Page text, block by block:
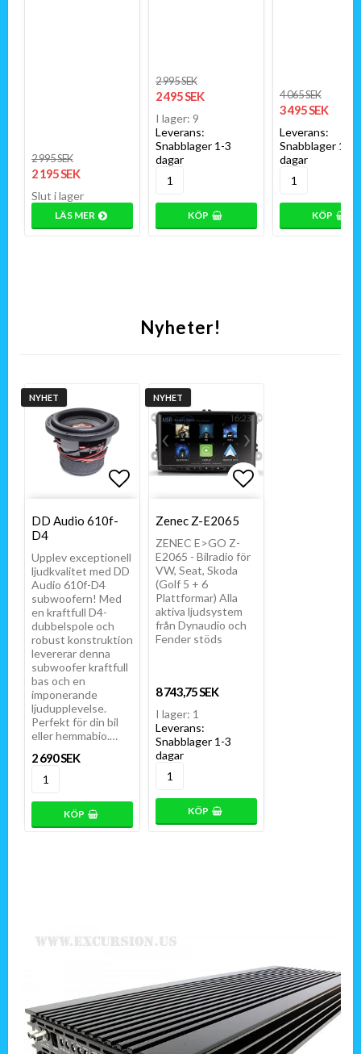
2 995 SEK
2 195 SEK
Slut i lager
LÄS MER
2 995 SEK
2 495 SEK
I lager: 9
Leverans:
Snabblager 1-3
dagar
KÖP
4 065 SEK
3 495 SEK
Leverans:
Snabblager 1-3
dagar
KÖP
Nyheter!
NYHET
DD Audio 610f-
D4
Upplev exceptionell
ljudkvalitet med DD
Audio 610f-D4
subwoofern! Med
en kraftfull D4-
dubbelspole och
robust konstruktion
levererar denna
subwoofer kraftfull
bas och en
imponerande
ljudupplevelse.
Perfekt för din bil
eller hemmabio.…
2 690 SEK
KÖP
NYHET
Zenec Z-E2065
ZENEC E>GO Z-
E2065 - Bilradio för
VW, Seat, Skoda
(Golf 5 + 6
Plattformar) Alla
aktiva ljudsystem
från Dynaudio och
Fender stöds
8 743,75 SEK
I lager: 1
Leverans:
Snabblager 1-3
dagar
KÖP